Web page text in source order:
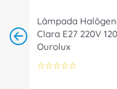
Lâmpada
Clara E27 220V
Ourolux
☆☆☆☆☆